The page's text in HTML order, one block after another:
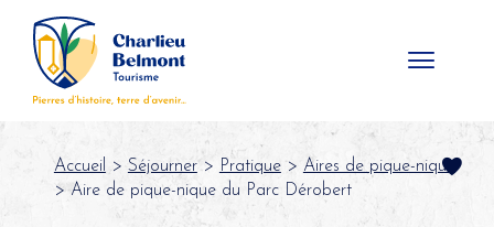
Accueil > Séjourner> Pratique> Aires de pique-nique
> Aire de pique-nique du Parc Dérobert
Panneau de gestion des cookies